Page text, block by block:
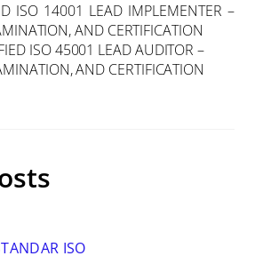
ISO 14001 LEAD IMPLEMENTER –
AND CERTIFICATION
ISO 45001 LEAD AUDITOR –
AND CERTIFICATION
ISO